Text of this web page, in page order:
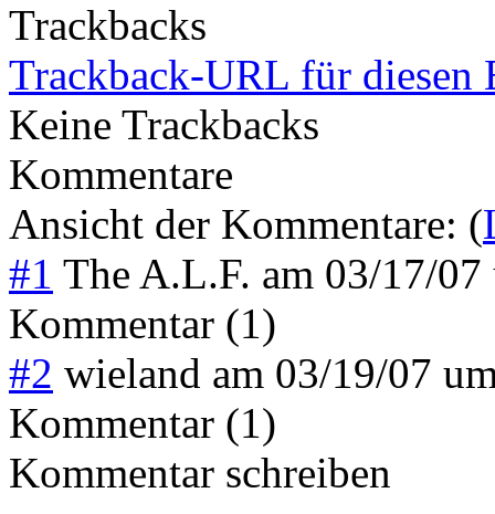
Trackbacks
Trackback-URL für diesen
Keine Trackbacks
Kommentare
Ansicht der Kommentare: (
#1 The A.L.F. am 03/17/
Kommentar (1)
#2 wieland am 03/19/07
Kommentar (1)
Kommentar schreiben